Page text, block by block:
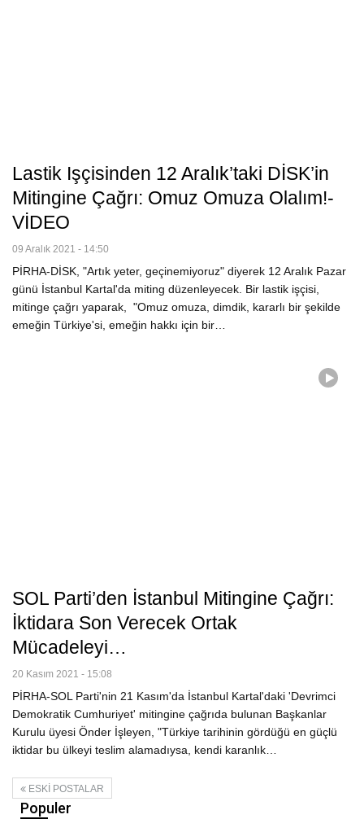
Lastik Işçisinden 12 Aralık’taki DİSK’in
Mitingine Çağrı: Omuz Omuza Olalım!-
VİDEO
09 Aralık 2021 - 14:50
PİRHA-DİSK, "Artık yeter, geçinemiyoruz" diyerek 12 Aralık Pazar
günü İstanbul Kartal'da miting düzenleyecek. Bir lastik işçisi,
mitinge çağrı yaparak, "Omuz omuza, dimdik, kararlı bir şekilde
emeğin Türkiye'si, emeğin hakkı için bir…
SOL Parti’den İstanbul Mitingine Çağrı:
İktidara Son Verecek Ortak
Mücadeleyi…
20 Kasım 2021 - 15:08
PİRHA-SOL Parti'nin 21 Kasım'da İstanbul Kartal'daki 'Devrimci
Demokratik Cumhuriyet' mitingine çağrıda bulunan Başkanlar
Kurulu üyesi Önder İşleyen, "Türkiye tarihinin gördüğü en güçlü
iktidar bu ülkeyi teslim alamadıysa, kendi karanlık…
ESKI POSTALAR
Populer